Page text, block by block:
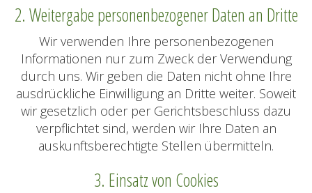
2. Weitergabe personenbezogener Daten an Dritte
Wir verwenden Ihre personenbezogenen
Informationen nur zum Zweck der Verwendung
durch uns. Wir geben die Daten nicht ohne Ihre
ausdrückliche Einwilligung an Dritte weiter. Soweit
wir gesetzlich oder per Gerichtsbeschluss dazu
verpflichtet sind, werden wir Ihre Daten an
auskunftsberechtigte Stellen übermitteln.
3. Einsatz von Cookies